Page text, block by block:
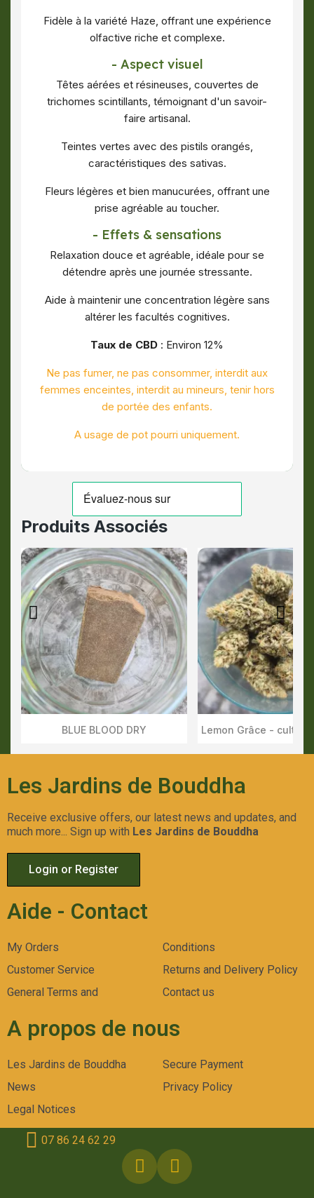
Fidèle à la variété Haze, offrant une expérience
olfactive riche et complexe.
- Aspect visuel
Têtes aérées et résineuses, couvertes de
trichomes scintillants, témoignant d'un savoir-
faire artisanal.
Teintes vertes avec des pistils orangés,
caractéristiques des sativas.
Fleurs légères et bien manucurées, offrant une
prise agréable au toucher.
- Effets & sensations
Relaxation douce et agréable, idéale pour se
détendre après une journée stressante.
Aide à maintenir une concentration légère sans
altérer les facultés cognitives.
Taux de CBD : Environ 12%
Ne pas fumer, ne pas consommer, interdit aux
femmes enceintes, interdit au mineurs, tenir hors
de portée des enfants.
A usage de pot pourri uniquement.
Produits Associés
Aperçu Rapide
BLUE BLOOD DRY Aperçu
Les Jardins de Bouddha
Receive exclusive offers, our latest news and updates, and
much more... Sign up with Les Jardins de Bouddha
Login or Register
Aide - Contact
My Orders
Customer Service
General Terms and
Conditions
Returns and Delivery Policy
Contact us
A propos de nous
Les Jardins de Bouddha
News
Legal Notices
Secure Payment
Privacy Policy
07 86 24 62 29